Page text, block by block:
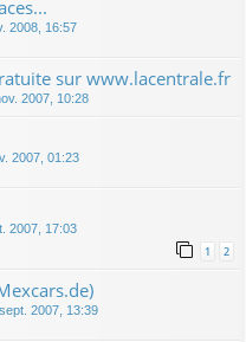
2008, 16:57
sur www.lacentrale.fr
2007, 10:28
2007, 01:23
2007, 17:03
1 2
2007, 13:39